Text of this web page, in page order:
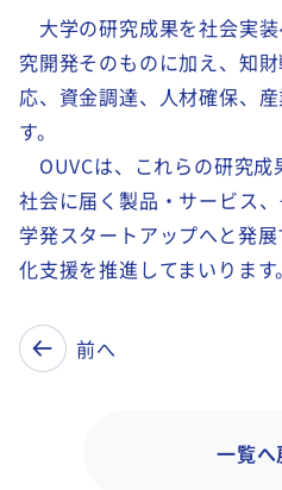
大学の研究成果を社会実
究開発そのものに加え、知
応、資金調達、人材確保、
す。
OUVCは、これらの研究成
社会に届く製品・サービス
学発スタートアップへと発
化支援を推進してまいります
前へ
一覧へ